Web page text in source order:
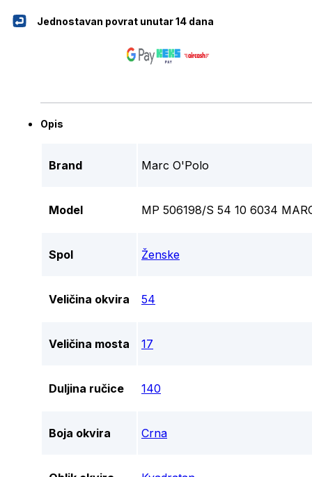
Jednostavan povrat unutar 14 dana
Opis
Brand Marc O'Polo
Model MP 506198/S 54 10 6034
Spol Ženske
Veličina okvira 54
Veličina mosta 17
Duljina ručice 140
Boja okvira Crna